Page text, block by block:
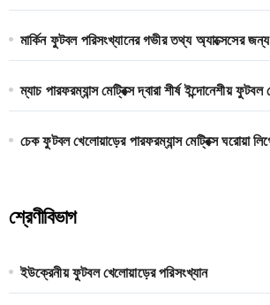
মার্কিন ফুটবল পরিসংখ্যানের গভীর তথ্য অ্যাক্সেসের
ম্যাচ পারফরম্যান্স মেট্রিক্স দ্বারা শীর্ষ ইন্দোনেশীয় ফুটবল
চেক ফুটবল খেলোয়াড়ের পারফরম্যান্স মেট্রিক্স ঘরোয়া
শ্রেণীবিভাগ
ইউক্রেনীয় ফুটবল খেলোয়াড়ের পরিসংখ্যান